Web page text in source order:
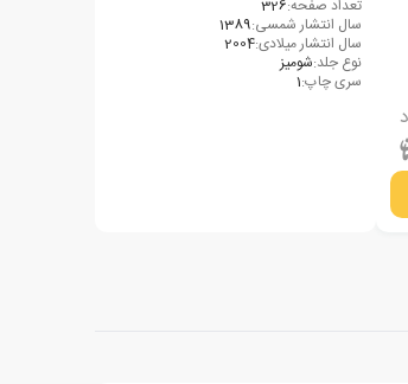
تعداد صفحه:326
سال انتشار شمسی:1389
سال انتشار میلادی:2004
نوع جلد:شومیز
سری چاپ:1